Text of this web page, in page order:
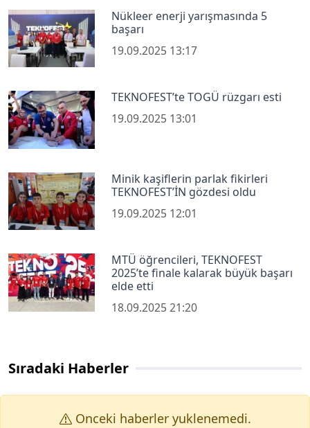
Nükleer enerji yarışmasında 5
başarı
19.09.2025 13:17
TEKNOFEST’te TOGÜ rüzgarı esti
19.09.2025 13:01
Minik kaşiflerin parlak fikirleri
TEKNOFEST’İN gözdesi oldu
19.09.2025 12:01
MTÜ öğrencileri, TEKNOFEST
2025’te finale kalarak büyük başarı
elde etti
18.09.2025 21:20
Sıradaki Haberler
Onceki haberler yuklenemedi.